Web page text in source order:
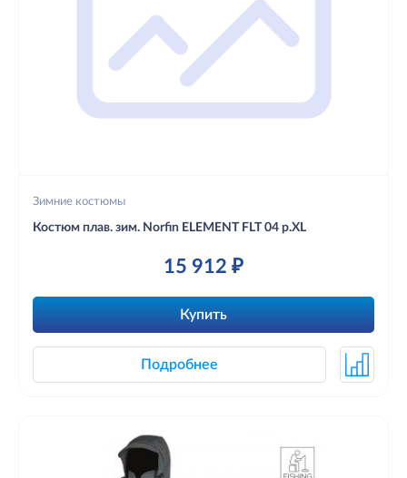
Зимние костюмы
Костюм плав. зим. Norfin ELEMENT FLT 04 р.XL
15 912 ₽
Купить
Подробнее